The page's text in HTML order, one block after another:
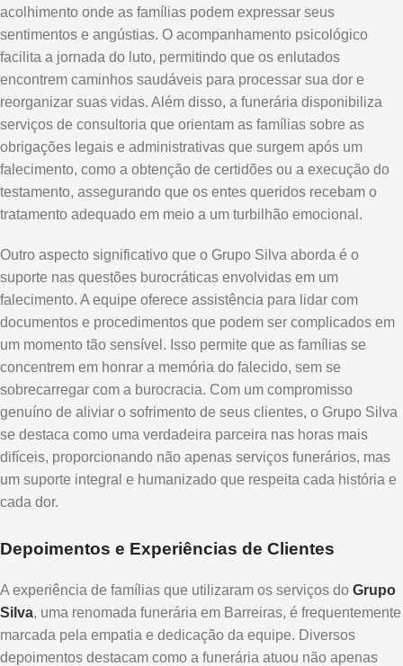
acolhimento onde as famílias podem expressar seus
sentimentos e angústias. O acompanhamento psicológico
facilita a jornada do luto, permitindo que os enlutados
encontrem caminhos saudáveis para processar sua dor e
reorganizar suas vidas. Além disso, a funerária disponibiliza
serviços de consultoria que orientam as famílias sobre as
obrigações legais e administrativas que surgem após um
falecimento, como a obtenção de certidões ou a execução do
testamento, assegurando que os entes queridos recebam o
tratamento adequado em meio a um turbilhão emocional.
Outro aspecto significativo que o Grupo Silva aborda é o
suporte nas questões burocráticas envolvidas em um
falecimento. A equipe oferece assistência para lidar com
documentos e procedimentos que podem ser complicados em
um momento tão sensível. Isso permite que as famílias se
concentrem em honrar a memória do falecido, sem se
sobrecarregar com a burocracia. Com um compromisso
genuíno de aliviar o sofrimento de seus clientes, o Grupo Silva
se destaca como uma verdadeira parceira nas horas mais
difíceis, proporcionando não apenas serviços funerários, mas
um suporte integral e humanizado que respeita cada história e
cada dor.
Depoimentos e Experiências de Clientes
A experiência de famílias que utilizaram os serviços do Grupo
Silva, uma renomada funerária em Barreiras, é frequentemente
marcada pela empatia e dedicação da equipe. Diversos
depoimentos destacam como a funerária atuou não apenas